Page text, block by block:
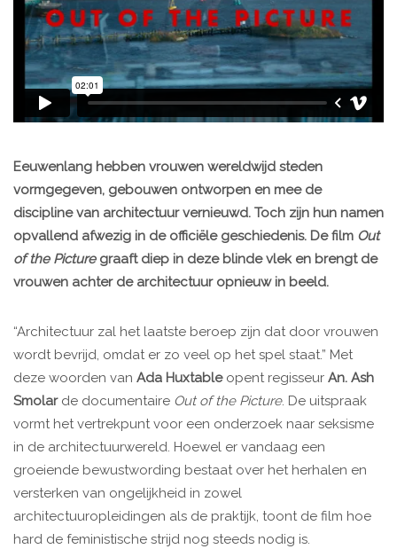
Eeuwenlang hebben vrouwen wereldwijd steden
vormgegeven, gebouwen ontworpen en mee de
discipline van architectuur vernieuwd. Toch zijn hun namen
opvallend afwezig in de officiële geschiedenis. De film Out
of the Picturegraaft diep in deze blinde vlek en brengt de
vrouwen achter de architectuur opnieuw in beeld.
“Architectuur zal het laatste beroep zijn dat door vrouwen
wordt bevrijd, omdat er zo veel op het spel staat.” Met
deze woorden van Ada Huxtableopent regisseur An. Ash
Smolarde documentaire Out of the Picture. De uitspraak
vormt het vertrekpunt voor een onderzoek naar seksisme
in de architectuurwereld. Hoewel er vandaag een
groeiende bewustwording bestaat over het herhalen en
versterken van ongelijkheid in zowel
architectuuropleidingen als de praktijk, toont de film hoe
hard de feministische strijd nog steeds nodig is.